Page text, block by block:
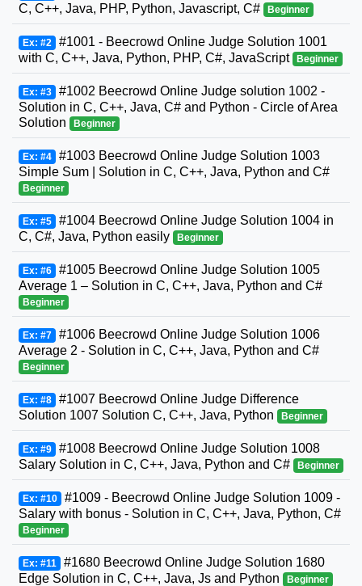
C, C++, Java, PHP, Python, Javascript, C#
Beginner
Ex: #2 #1001 - Beecrowd Online Judge Solution 1001
with C, C++, Java, Python, PHP, C#, JavaScript Beginner
Ex: #3 #1002 Beecrowd Online Judge solution 1002 -
Solution in C, C++, Java, C# and Python - Circle of Area
Solution
Beginner
Ex: #4 #1003 Beecrowd Online Judge Solution 1003
Simple Sum | Solution in C, C++, Java, Python and C#
Beginner
Ex: #5 #1004 Beecrowd Online Judge Solution 1004 in
C, C#, Java, Python easily
Beginner
Ex: #6 #1005 Beecrowd Online Judge Solution 1005
Average 1 – Solution in C, C++, Java, Python and C#
Beginner
Ex: #7 #1006 Beecrowd Online Judge Solution 1006
Average 2 - Solution in C, C++, Java, Python and C#
Beginner
Ex: #8 #1007 Beecrowd Online Judge Difference
Solution 1007 Solution C, C++, Java, Python
Beginner
Ex: #9 #1008 Beecrowd Online Judge Solution 1008
Salary Solution in C, C++, Java, Python and C#
Beginner
Ex: #10 #1009 - Beecrowd Online Judge Solution 1009 -
Salary with bonus - Solution in C, C++, Java, Python, C#
Beginner
Ex: #11 #1680 Beecrowd Online Judge Solution 1680
Edge Solution in C, C++, Java, Js and Python
Beginner